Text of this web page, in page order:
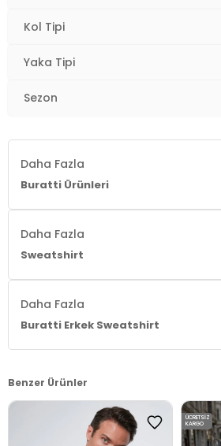
Kol Tipi
Yaka Tipi
Sezon
Daha Fazla
Buratti Ürünleri
Daha Fazla
Sweatshirt
Daha Fazla
Buratti Erkek Sweatshirt
Benzer Ürünler
ÜCRETSIZ
KARGO